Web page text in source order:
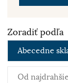
Zoradiť podľa
Abecedne
Od